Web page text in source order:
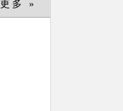
更多 »